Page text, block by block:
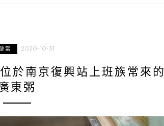
當 2020-10-31
於南京復興站上班族常來的
東粥